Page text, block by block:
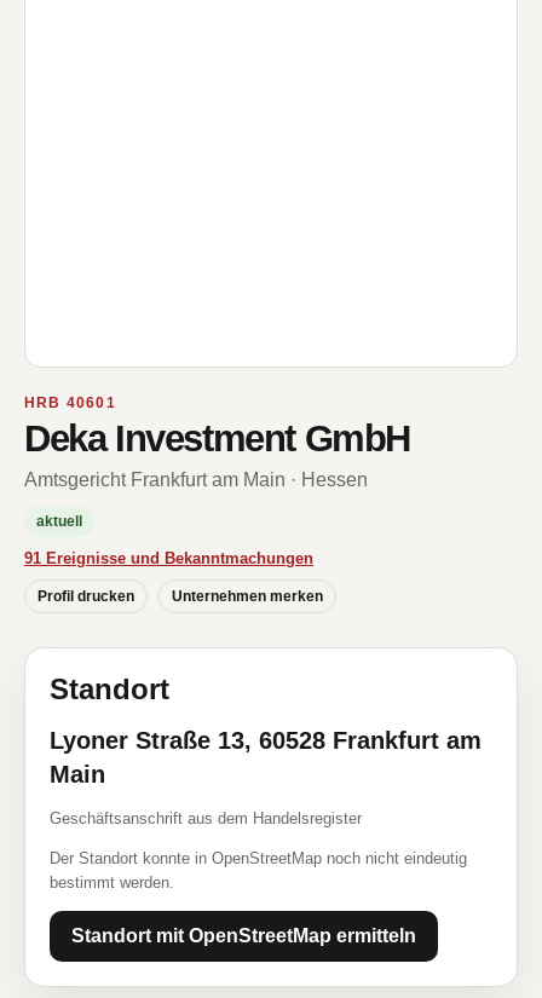
HRB 40601
Deka Investment GmbH
Amtsgericht Frankfurt am Main · Hessen
aktuell
91 Ereignisse und Bekanntmachungen
Profil drucken Unternehmen merken
Standort
Lyoner Straße 13, 60528 Frankfurt am
Main
Geschäftsanschrift aus dem Handelsregister
Der Standort konnte in OpenStreetMap noch nicht eindeutig
bestimmt werden.
Standort mit OpenStreetMap ermitteln